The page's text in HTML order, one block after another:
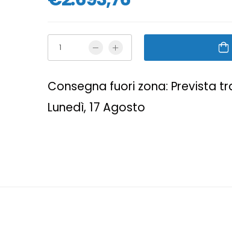
Consegna fuori zona: Prevista
Lunedì, 17 Agosto